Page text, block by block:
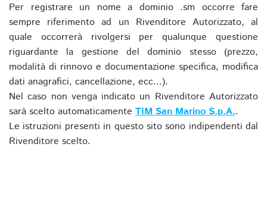
Per registrare un nome a dominio .sm occorre fare
sempre riferimento ad un Rivenditore Autorizzato, al
quale occorrerà rivolgersi per qualunque questione
riguardante la gestione del dominio stesso (prezzo,
modalità di rinnovo e documentazione specifica, modifica
dati anagrafici, cancellazione, ecc...).
Nel caso non venga indicato un Rivenditore Autorizzato
sarà scelto automaticamente TIM San Marino S.p.A..
Le istruzioni presenti in questo sito sono indipendenti dal
Rivenditore scelto.